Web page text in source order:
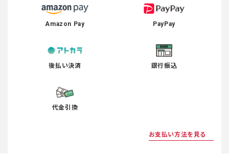
Amazon Pay PayPay
後払い決済 銀行振込
代金引換
お支払い方法を見る